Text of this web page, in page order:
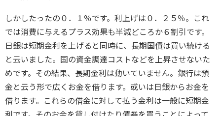
しかしたったの０．１％です。利上げは０．２５％。これ
では消費に与えるプラス効果も半減どころか６割引です。
日銀は短期金利を上げると同時に、長期国債は買い続ける
と云いました。国の資金調達コストなどを上昇させないた
めです。その結果、長期金利は動いていません。銀行は預
金と云う形で広くお金を借ります。或いは日銀からお金を
借ります。これらの借金に対して払う金利は一般に短期金